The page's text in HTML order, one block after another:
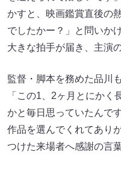
かすと、映画鑑賞直後の
でしたかー？」と問いか
大きな拍手が届き、主演
監督・脚本を務めた品川
「この1、2ヶ月とにか
かと毎日思っていたんで
作品を選んでくれてあり
つけた来場者へ感謝の言